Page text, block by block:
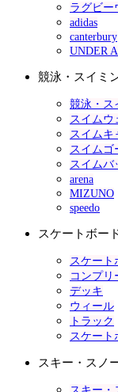
ラグビー
adidas
canterbury
UNDER
競泳・スイミ
競泳・ス
スイムウ
スイムキ
スイムゴ
スイムバ
arena
MIZUNO
speedo
スケートボー
スケート
コンプリ
デッキ
ウィール
トラック
スケート
スキー・スノ